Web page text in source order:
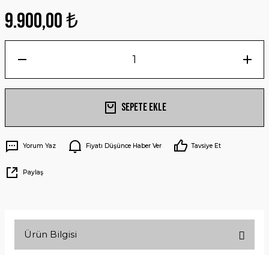
9.900,00 ₺
Sepete Ekle
Yorum Yaz Fiyatı Düşünce Haber Ver Tavsiye Et
Paylaş
Ürün Bilgisi